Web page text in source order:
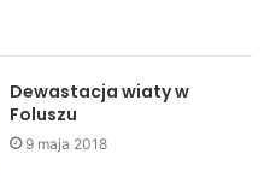
Dewastacja wiaty w
Foluszu
9 maja 2018